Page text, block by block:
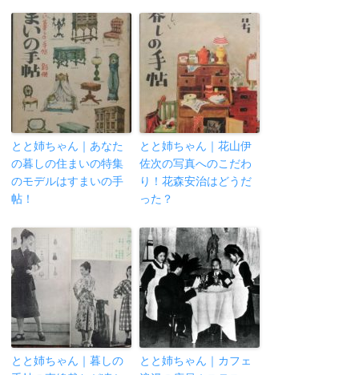
とと姉ちゃん｜あなた
の暮しの住まいの特集
のモデルはすまいの手
帖！
とと姉ちゃん｜花山伊
佐次の写真へのこだわ
り！花森安治はどうだ
った？
とと姉ちゃん｜暮しの
とと姉ちゃん｜カフェ